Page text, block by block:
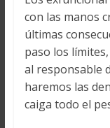
con las manos
últimas
paso los
al responsable
haremos las
caiga todo el